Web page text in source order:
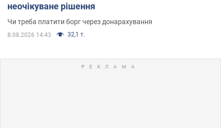
неочікуване рішення
Чи треба платити борг через донарахування
8.08.2026 14:43 32,1 т.